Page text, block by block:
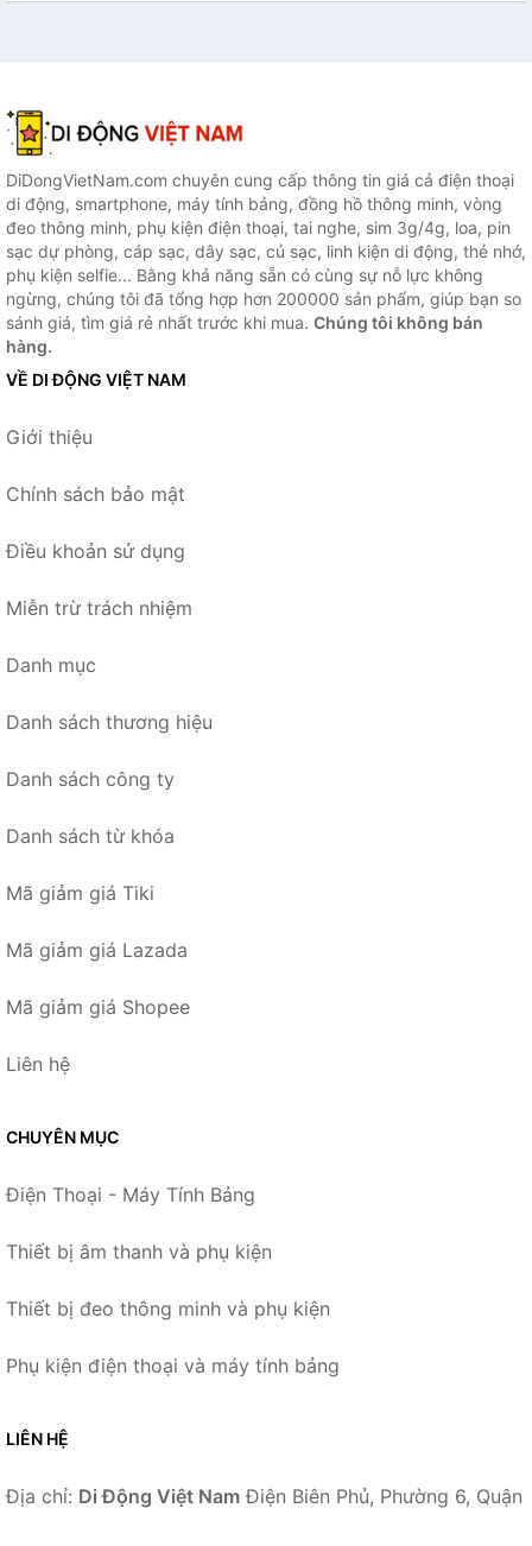
DiDongVietNam.com chuyên cung cấp thông tin giá cả điện thoại
di động, smartphone, máy tính bảng, đồng hồ thông minh, vòng
đeo thông minh, phụ kiện điện thoại, tai nghe, sim 3g/4g, loa, pin
sạc dự phòng, cáp sạc, dây sạc, củ sạc, linh kiện di động, thẻ nhớ,
phụ kiện selfie... Bằng khả năng sẵn có cùng sự nỗ lực không
ngừng, chúng tôi đã tổng hợp hơn 200000 sản phẩm, giúp bạn so
sánh giá, tìm giá rẻ nhất trước khi mua. Chúng tôi không bán
hàng.
VỀ DI ĐỘNG VIỆT NAM
Giới thiệu
Chính sách bảo mật
Điều khoản sử dụng
Miễn trừ trách nhiệm
Danh mục
Danh sách thương hiệu
Danh sách công ty
Danh sách từ khóa
Mã giảm giá Tiki
Mã giảm giá Lazada
Mã giảm giá Shopee
Liên hệ
CHUYÊN MỤC
Điện Thoại - Máy Tính Bảng
Thiết bị âm thanh và phụ kiện
Thiết bị đeo thông minh và phụ kiện
Phụ kiện điện thoại và máy tính bảng
LIÊN HỆ
Địa chỉ: Di Động Việt Nam Điện Biên Phủ, Phường 6, Quận